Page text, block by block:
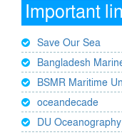
Important
Save Our Sea
Bangladesh
BSMR Maritime
oceandecade
DU Oceanography